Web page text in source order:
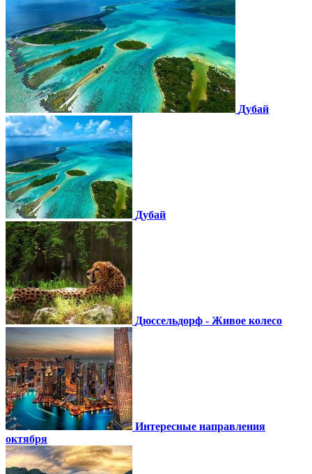
Дубай
Дубай
Дюссельдорф - Живое колесо
Интересные направления
октября